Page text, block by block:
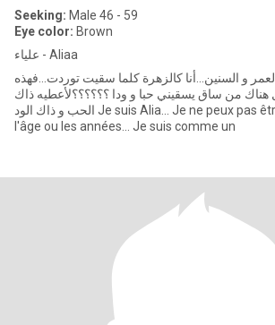
Seeking: Male 46 - 59
Eye color: Brown
علياء - Aliaa
و السنين...أنا كالزهرة كلما سقيت توردت...فهذه
هناك من ساق يسقيني حبا و ودا ؟؟؟؟؟؟لأعطيه ذاك
الحب و ذاك الود Je suis Alia... Je ne peux pas être mesurée par
l'âge ou les années... Je suis comme un